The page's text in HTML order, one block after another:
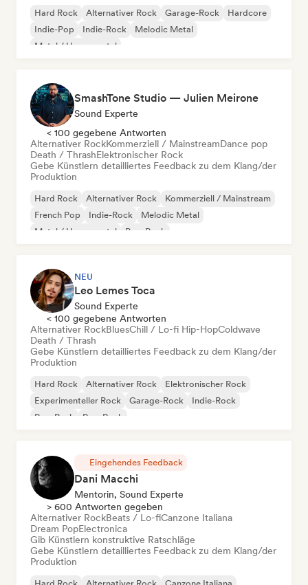
Hard Rock Alternativer Rock Garage-Rock
Hardcore
Indie-Pop
Indie-Rock
Melodic Metal
Metal / Heavy metal
SmashTone Studio — Julien Meirone
Sound Experte
< 100 gegebene Antworten
Alternativer RockKommerziell / MainstreamDance pop
Death / ThrashElektronischer Rock
Gebe Künstlern detailliertes Feedback zu dem Klang/der
Produktion
Hard Rock Alternativer Rock
Kommerziell / Mainstream
French Pop
Indie-Rock
Melodic Metal
Metal / Heavy metal
Pop-Rock
NEU
Leo Lemes Toca
Sound Experte
< 100 gegebene Antworten
Alternativer RockBluesChill / Lo-fi Hip-HopColdwave
Death / Thrash
Gebe Künstlern detailliertes Feedback zu dem Klang/der
Produktion
Hard Rock Alternativer Rock
Elektronischer Rock
Experimenteller Rock
Garage-Rock
Indie-Rock
Pop-Punk
Pop-Rock
Eingehendes Feedback
Dani Macchi
Mentorin, Sound Experte
> 600 Antworten gegeben
Alternativer RockBeats / Lo-fiCanzone Italiana
Dream PopElectronica
Gib Künstlern konstruktive Ratschläge
Gebe Künstlern detailliertes Feedback zu dem Klang/der
Produktion